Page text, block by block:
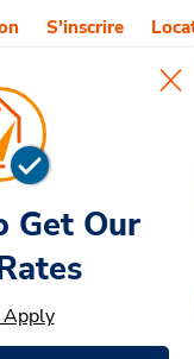
S'inscrire
Kriens
Get Our